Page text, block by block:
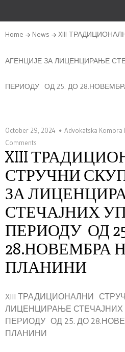
Home News XIII
АГЕНЦИЈЕ ЗА ЛИЦЕНЦИРАЊЕ
ПЕРИОДУ ОД 25. ДО
October 29, 2024 Advokatska Komora
Comments
XIII
СТРУЧНИ
ЗА
СТЕЧАЈНИХ
ПЕРИОДУ ОД
28.НОВЕМБРА
ПЛАНИНИ
XIII ТРАДИЦИОНАЛНИ
ЛИЦЕНЦИРАЊЕ
ПЕРИОДУ ОД 25. ДО
ПЛАНИНИ